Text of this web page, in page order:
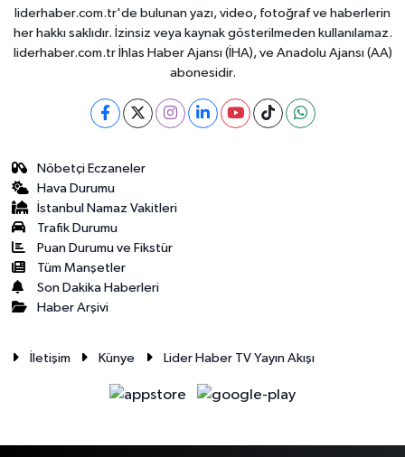
liderhaber.com.tr'de bulunan yazı, video, fotoğraf ve haberlerin
her hakkı saklıdır. İzinsiz veya kaynak gösterilmeden kullanılamaz.
liderhaber.com.tr İhlas Haber Ajansı (İHA), ve Anadolu Ajansı (AA)
abonesidir.
Nöbetçi Eczaneler
Hava Durumu
İstanbul Namaz Vakitleri
Trafik Durumu
Puan Durumu ve Fikstür
Tüm Manşetler
Son Dakika Haberleri
Haber Arşivi
İletişim Künye Lider Haber TV Yayın Akışı